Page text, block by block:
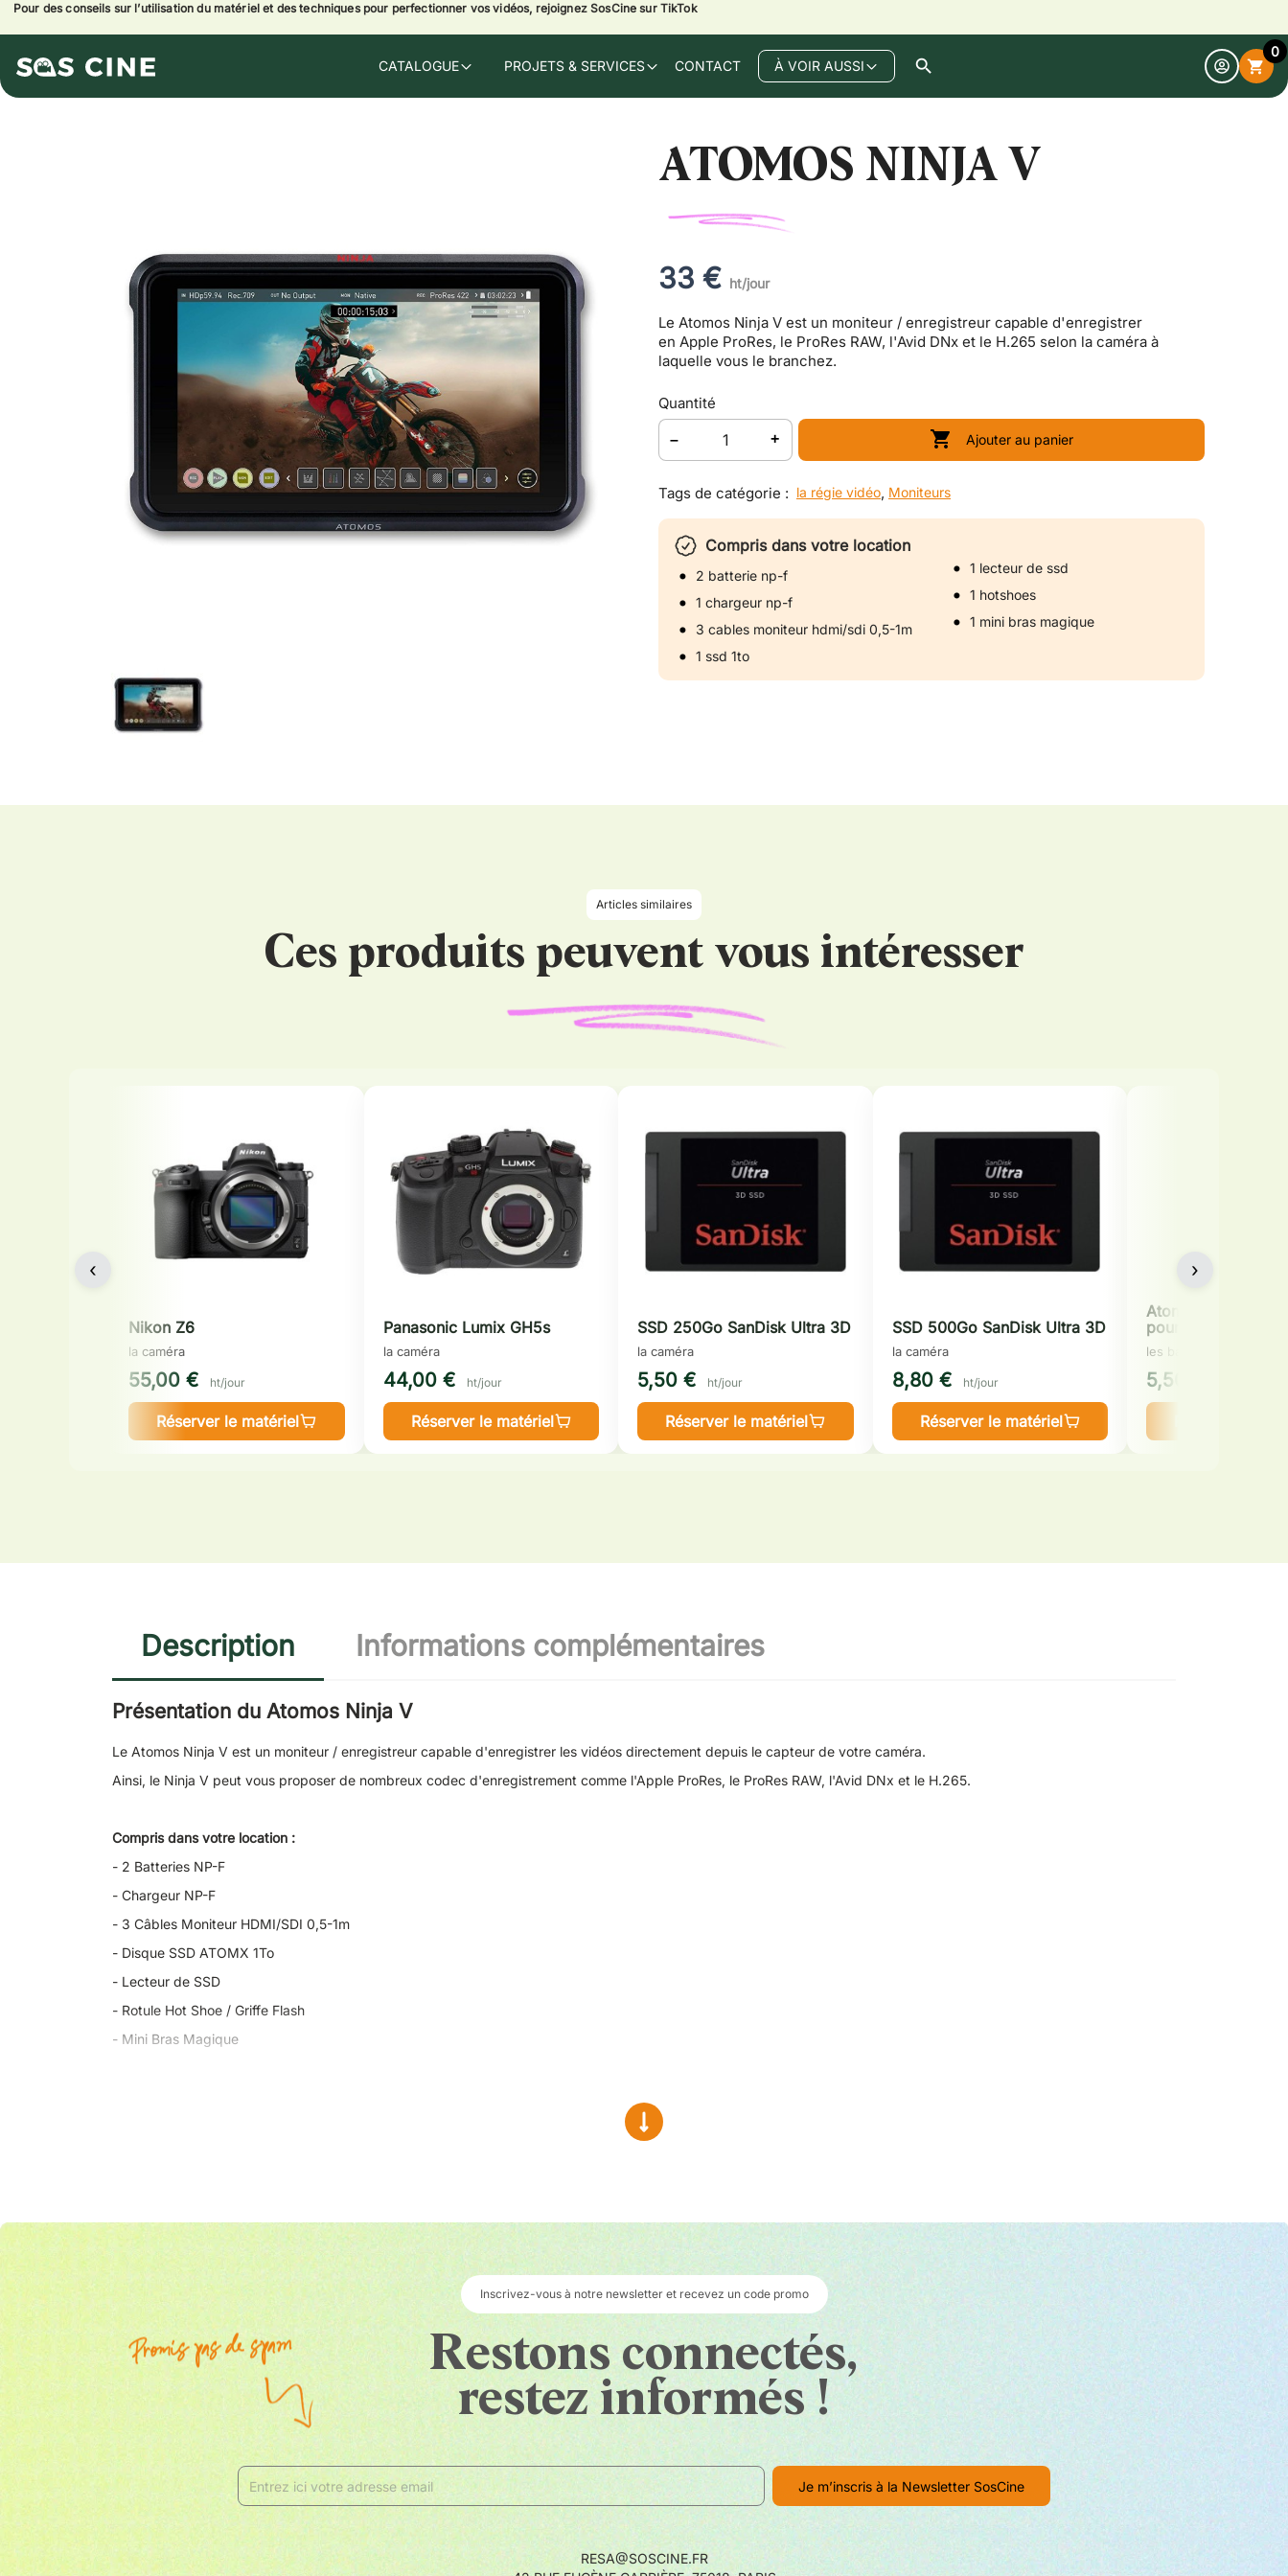
Pour des conseils sur l’utilisation du matériel et des techniques pour perfectionner vos vidéos, rejoignez SosCine sur TikTok
CATALOGUE PROJETS & SERVICES CONTACT À VOIR AUSSI search
Open
search
shopping_cart
0
ATOMOS NINJA V
33 € ht/jour
Le Atomos Ninja V est un moniteur / enregistreur capable d'enregistrer
en Apple ProRes, le ProRes RAW, l'Avid DNx et le H.265 selon la caméra à
laquelle vous le branchez.
Quantité
 Ajouter au panier
Tags de catégorie : la régie vidéo, Moniteurs
Compris dans votre location
2 batterie np-f
1 chargeur np-f
3 cables moniteur hdmi/sdi 0,5-1m
1 ssd 1to
1 lecteur de ssd
1 hotshoes
1 mini bras magique
Articles similaires
Ces produits peuvent vous intéresser
‹
Nikon Z6
la caméra
55,00 € ht/jour
Réserver le matériel
Panasonic Lumix GH5s
la caméra
44,00 € ht/jour
Réserver le matériel
SSD 250Go SanDisk Ultra 3D
la caméra
5,50 € ht/jour
Réserver le matériel
SSD 500Go SanDisk Ultra 3D
la caméra
8,80 € ht/jour
Réserver le matériel
Atomos AtomX
pour Ninja
les batteries et câbles
5,50 €
›
Description Informations complémentaires
Présentation du Atomos Ninja V
Le Atomos Ninja V est un moniteur / enregistreur capable d'enregistrer les vidéos directement depuis le capteur de votre caméra.
Ainsi, le Ninja V peut vous proposer de nombreux codec d'enregistrement comme l'Apple ProRes, le ProRes RAW, l'Avid DNx et le H.265.
Compris dans votre location :
- 2 Batteries NP-F
- Chargeur NP-F
- 3 Câbles Moniteur HDMI/SDI 0,5-1m
- Disque SSD ATOMX 1To
- Lecteur de SSD
- Rotule Hot Shoe / Griffe Flash
- Mini Bras Magique
Ce moniteur 5 pouces offre une luminosité de 1000 cd / m² et une profondeur de 10 bits.
Bien entendu, vous avez accès à des fonctionnalités professionnelles comme le vectorscope, le focus peaking (personnalisable) ou le false color.
Vous pouvez personnaliser les réglages et les modes d'affichages, ainsi que faire disparaître toutes ces informations simplement en touchant l'écran.
Ainsi, vous avez le contrôle de votre image et la liberté de ne voir plus qu'elle.
Enfin, vous pouvez utiliser des guides de format afin de ne voir que ce que vous garderez en fonction de votre format de sortie (16:9, 1:1, 4:5, 1,91:1 et 9:16).
Un enregistreur 4K
Avec le Ninja V, vous pouvez enregistrer des vidéos en 4K jusqu'à 60i/s.
L'enregistrement se fait sur un disque SSD suffisamment rapide pour gérer tous les formats d'enregistrement du ProRes au DNX, en passant par le ProRes RAW.
Lorsque vous louez cet Atomos Ninja chez SosCine, vous vous fournissons un disque de SSD de 500 Go.
Si vous souhaitez utiliser l'enregistrement en ProRes RAW, celui-ci est notamment compatible avec ces boîtiers :
Canon EOS R5
Sony FX3
Inscrivez-vous à notre newsletter et recevez un code promo
Restons connectés,
restez informés !
RESA@SOSCINE.FR